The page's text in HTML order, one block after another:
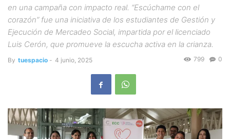
en una campaña con impacto real. “Escúchame con el
corazón” fue una iniciativa de los estudiantes de Gestión y
Ejecución de Mercadeo Social, impartida por el licenciado
Luis Cerón, que promueve la escucha activa en la crianza.
By tuespacio - 4 junio, 2025 0
799